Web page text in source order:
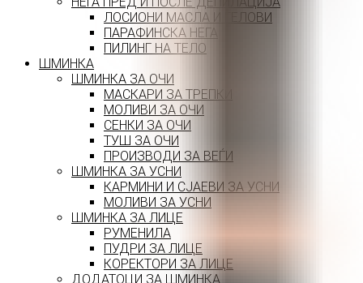
ЛОСИОНИ МАСЛА И ГЕЛОВИ
ПАРАФИНСКА НЕГА
ПИЛИНГ НА ТЕЛО
ШМИНКА
ШМИНКА ЗА ОЧИ
МАСКАРИ ЗА ТРЕПКИ
МОЛИВИ ЗА ОЧИ
СЕНКИ ЗА ОЧИ
ТУШ ЗА ОЧИ
ПРОИЗВОДИ ЗА ВЕЃИ
ШМИНКА ЗА УСНИ
КАРМИНИ И СЈАЕВИ ЗА УСНИ
МОЛИВИ ЗА УСНИ
ШМИНКА ЗА ЛИЦЕ
РУМЕНИЛА
ПУДРИ ЗА ЛИЦЕ
КОРЕКТОРИ ЗА ЛИЦЕ
ДОДАТОЦИ ЗА ШМИНКА